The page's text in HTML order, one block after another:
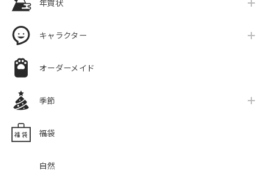
年賀状
キャラクター
オーダーメイド
季節
福袋
自然